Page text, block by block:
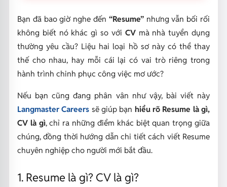
Bạn đã bao giờ nghe đến “Resume”nhưng vẫn bối rối
không biết nó khác gì so với CVmà nhà tuyển dụng
thường yêu cầu? Liệu hai loại hồ sơ này có thể thay
thế cho nhau, hay mỗi cái lại có vai trò riêng trong
hành trình chinh phục công việc mơ ước?
Nếu bạn cũng đang phân vân như vậy, bài viết này
Langmaster Careers sẽ giúp bạn hiểu rõ Resume là gì,
CV là gì, chỉ ra những điểm khác biệt quan trọng giữa
chúng, đồng thời hướng dẫn chi tiết cách viết Resume
chuyên nghiệp cho người mới bắt đầu.
1. Resume là gì? CV là gì?